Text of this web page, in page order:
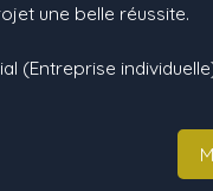
une belle réussite.
(Entreprise individuelle)